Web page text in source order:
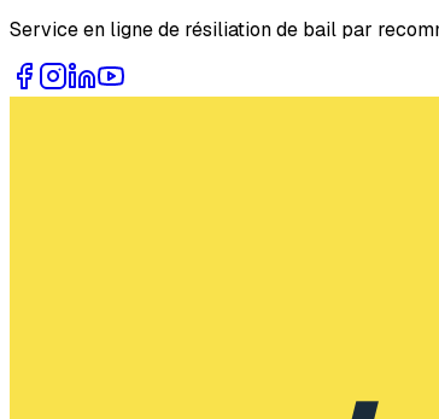
Service en ligne de résiliation de bail par